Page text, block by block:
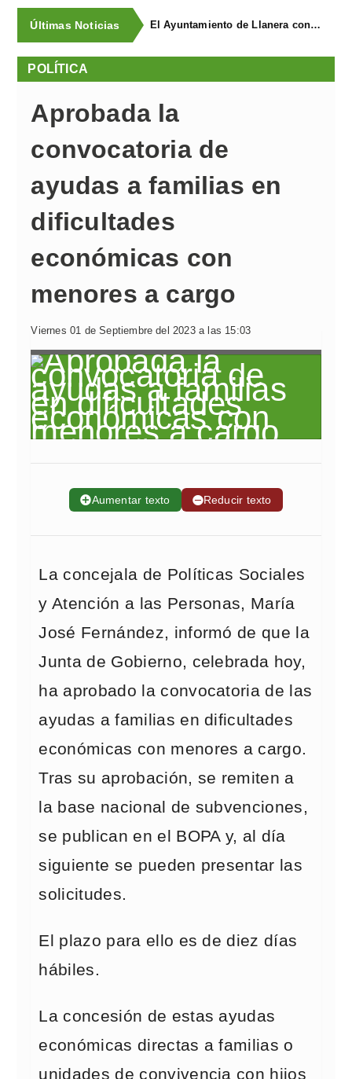
Últimas Noticias El Ayuntamiento de Llanera concluye la campaña de trampeo contra la avispa asiática con la captura de 1.330 reinas
POLÍTICA
Aprobada la
convocatoria de
ayudas a familias en
dificultades
económicas con
menores a cargo
Viernes 01 de Septiembre del 2023 a las 15:03
➕Aumentar texto ➖Reducir texto
La concejala de Políticas Sociales
y Atención a las Personas, María
José Fernández, informó de que la
Junta de Gobierno, celebrada hoy,
ha aprobado la convocatoria de las
ayudas a familias en dificultades
económicas con menores a cargo.
Tras su aprobación, se remiten a
la base nacional de subvenciones,
se publican en el BOPA y, al día
siguiente se pueden presentar las
solicitudes.
El plazo para ello es de diez días
hábiles.
La concesión de estas ayudas
económicas directas a familias o
unidades de convivencia con hijos